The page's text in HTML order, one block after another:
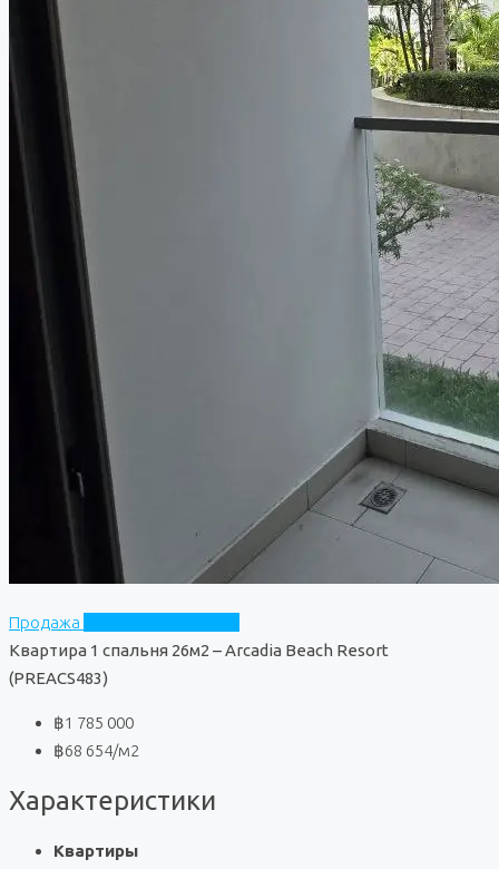
Продажа
Квартира 1 спальня 26м2 – Arcadia Beach Resort
(PREACS483)
฿1 785 000
฿68 654/м2
Характеристики
Квартиры